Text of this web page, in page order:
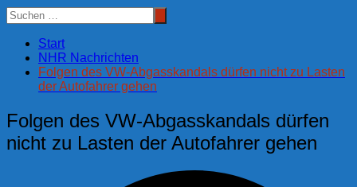
Start
NHR Nachrichten
Folgen des VW-Abgasskandals dürfen nicht zu Lasten
der Autofahrer gehen
Folgen des VW-Abgasskandals dürfen
nicht zu Lasten der Autofahrer gehen